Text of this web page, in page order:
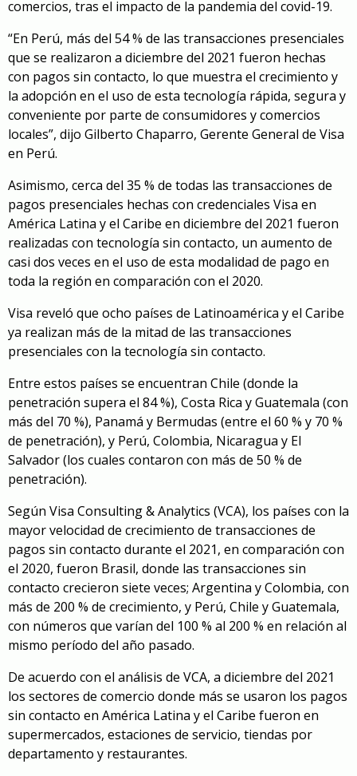
comercios, tras el impacto de la pandemia del covid-19.
“En Perú, más del 54 % de las transacciones presenciales
que se realizaron a diciembre del 2021 fueron hechas
con pagos sin contacto, lo que muestra el crecimiento y
la adopción en el uso de esta tecnología rápida, segura y
conveniente por parte de consumidores y comercios
locales”, dijo Gilberto Chaparro, Gerente General de Visa
en Perú.
Asimismo, cerca del 35 % de todas las transacciones de
pagos presenciales hechas con credenciales Visa en
América Latina y el Caribe en diciembre del 2021 fueron
realizadas con tecnología sin contacto, un aumento de
casi dos veces en el uso de esta modalidad de pago en
toda la región en comparación con el 2020.
Visa reveló que ocho países de Latinoamérica y el Caribe
ya realizan más de la mitad de las transacciones
presenciales con la tecnología sin contacto.
Entre estos países se encuentran Chile (donde la
penetración supera el 84 %), Costa Rica y Guatemala (con
más del 70 %), Panamá y Bermudas (entre el 60 % y 70 %
de penetración), y Perú, Colombia, Nicaragua y El
Salvador (los cuales contaron con más de 50 % de
penetración).
Según Visa Consulting & Analytics (VCA), los países con la
mayor velocidad de crecimiento de transacciones de
pagos sin contacto durante el 2021, en comparación con
el 2020, fueron Brasil, donde las transacciones sin
contacto crecieron siete veces; Argentina y Colombia, con
más de 200 % de crecimiento, y Perú, Chile y Guatemala,
con números que varían del 100 % al 200 % en relación al
mismo período del año pasado.
De acuerdo con el análisis de VCA, a diciembre del 2021
los sectores de comercio donde más se usaron los pagos
sin contacto en América Latina y el Caribe fueron en
supermercados, estaciones de servicio, tiendas por
departamento y restaurantes.